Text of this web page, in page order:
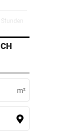
Müll
Stunden
m²